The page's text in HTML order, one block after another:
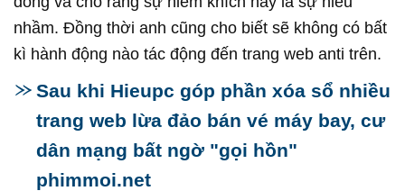
nhầm. Đồng thời anh cũng cho biết sẽ không có bất
kì hành động nào tác động đến trang web anti trên.
Sau khi Hieupc góp phần xóa sổ nhiều
trang web lừa đảo bán vé máy bay, cư
dân mạng bất ngờ "gọi hồn"
phimmoi.net